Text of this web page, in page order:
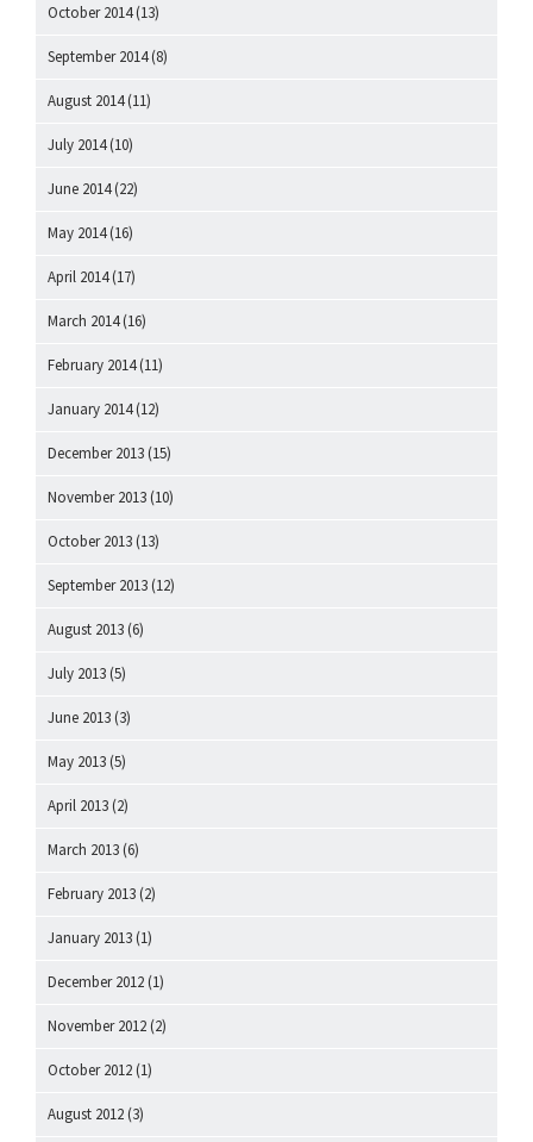
October 2014(13)
September 2014(8)
August 2014(11)
July 2014(10)
June 2014(22)
May 2014(16)
April 2014(17)
March 2014(16)
February 2014(11)
January 2014(12)
December 2013 (15)
November 2013 (10)
October 2013 (13)
September 2013 (12)
August 2013 (6)
July 2013 (5)
June 2013 (3)
May 2013 (5)
April 2013 (2)
March 2013 (6)
February 2013 (2)
January 2013 (1)
December 2012 (1)
November 2012 (2)
October 2012 (1)
August 2012 (3)